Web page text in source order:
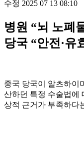
수정 2025 07 13 08:10
병원 “뇌 노폐
당국 “안전·유
중국 당국이 알츠하이
산하던 특정 수술법에
상적 근거가 부족하다